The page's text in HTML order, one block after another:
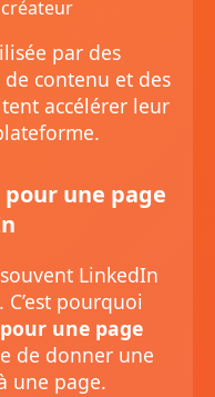
par des
contenu et des
accélérer leur
une page
LinkedIn
pourquoi
une page
de donner une
une page.